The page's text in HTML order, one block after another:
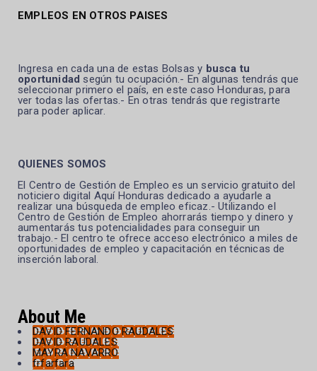
EMPLEOS EN OTROS PAISES
Ingresa en cada una de estas Bolsas y busca tu
oportunidad según tu ocupación.- En algunas tendrás que
seleccionar primero el país, en este caso Honduras, para
ver todas las ofertas.- En otras tendrás que registrarte
para poder aplicar.
QUIENES SOMOS
El Centro de Gestión de Empleo es un servicio gratuito del
noticiero digital Aquí Honduras dedicado a ayudarle a
realizar una búsqueda de empleo eficaz.- Utilizando el
Centro de Gestión de Empleo ahorrarás tiempo y dinero y
aumentarás tus potencialidades para conseguir un
trabajo.- El centro te ofrece acceso electrónico a miles de
oportunidades de empleo y capacitación en técnicas de
inserción laboral.
About Me
DAVID FERNANDO RAUDALES
DAVID RAUDALES
MAYRA NAVARRO
frfarfara